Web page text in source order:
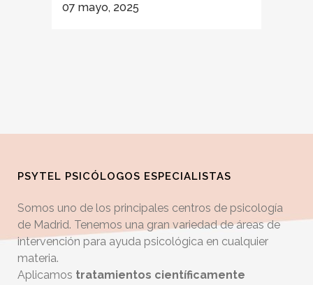
07 mayo, 2025
PSYTEL PSICÓLOGOS ESPECIALISTAS
Somos uno de los principales centros de psicología
de Madrid. Tenemos una gran variedad de áreas de
intervención para ayuda psicológica en cualquier
materia.
Aplicamos tratamientos científicamente